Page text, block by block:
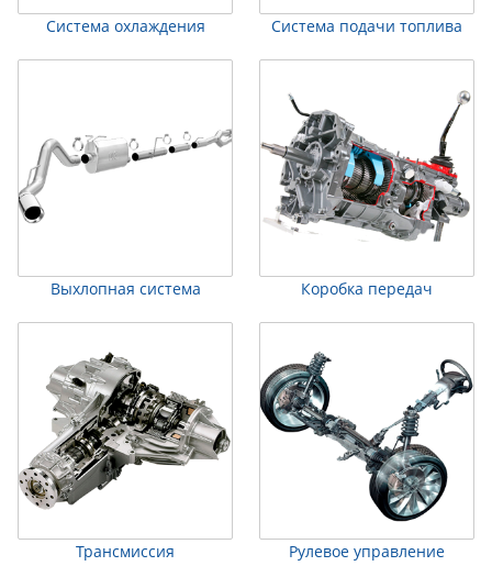
Система охлаждения Система подачи топлива
Выхлопная система Коробка передач
Трансмиссия Рулевое управление